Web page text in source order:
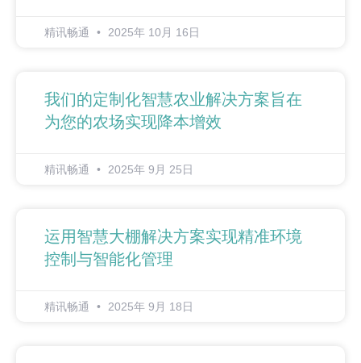
精讯畅通 2025年 10月 16日
我们的定制化智慧农业解决方案旨在
为您的农场实现降本增效
精讯畅通 2025年 9月 25日
运用智慧大棚解决方案实现精准环境
控制与智能化管理
精讯畅通 2025年 9月 18日